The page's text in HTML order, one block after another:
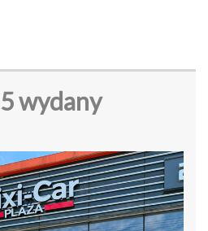
wydany